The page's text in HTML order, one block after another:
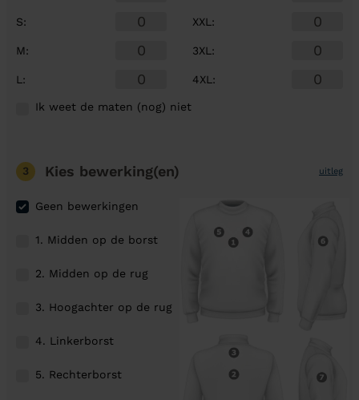
S:
M:
L :
XXL :
3XL :
4XL :
Ik weet de maten (nog) niet
3 Kies bewerking(en) uitleg
Geen bewerkingen
1. Midden op de borst
2. Midden op de rug
3. Hoogachter op de rug
4. Linkerborst
5. Rechterborst